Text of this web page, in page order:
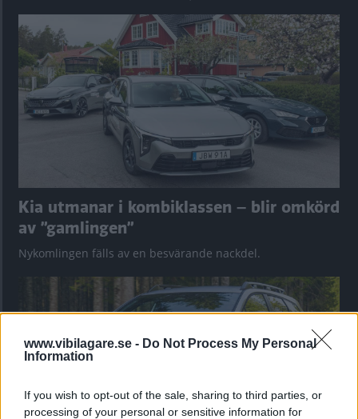
www.vibilagare.se - Do Not Process My Personal
Information
If you wish to opt-out of the sale, sharing to third parties, or
processing of your personal or sensitive information for
Kia utmanar i kombiklassen – blir omkörd
av ”gamlingen”
Nykomlingen fälls av en besvärande nackdel.